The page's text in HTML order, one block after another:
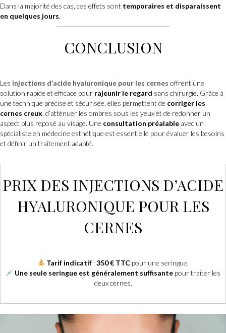
Dans la majorité des cas, ces effets sont temporaires et disparaissent
en quelques jours.
CONCLUSION
Les injections d’acide hyaluronique pour les cernes offrent une
solution rapide et efficace pour rajeunir le regard sans chirurgie. Grâce à
une technique précise et sécurisée, elles permettent de corriger les
cernes creux, d’atténuer les ombres sous les yeux et de redonner un
aspect plus reposé au visage. Une consultation préalable avec un
spécialiste en médecine esthétique est essentielle pour évaluer les besoins
et définir un traitement adapté.
PRIX DES INJECTIONS D’ACIDE
HYALURONIQUE POUR LES
CERNES
Tarif indicatif :350 € TTC pour une seringue.
Une seule seringue est généralement suffisante pour traiter les
deux cernes.